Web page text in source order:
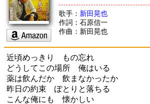
歌手： 新田晃也
作詞：石原信一
作曲：新田晃也
近頃めっきり もの忘れ
どうしてこの場所 俺はいる
薬は飲んだか 飲まなかったか
昨日の約束 ぽとりと落ちる
こんな俺にも 懐かしい